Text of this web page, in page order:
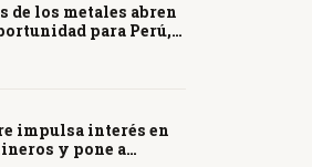
de los metales abren
para Perú,
impulsa interés en
y pone a